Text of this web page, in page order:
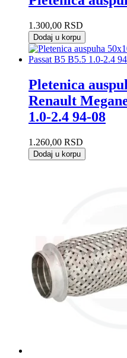
1.300,00 RSD
Dodaj u korpu
Pletenica
Renault
1.0-2.4 94-08
1.260,00 RSD
Dodaj u korpu